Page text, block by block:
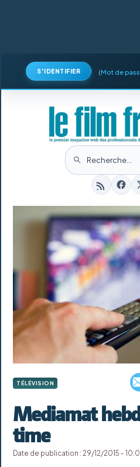
S'IDENTIFIER (Mot de
TÉLÉVISION
Mediamat
time
Date de publication : 29/12/2015 -